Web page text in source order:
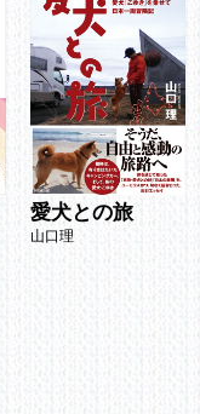
愛犬との旅
山口理